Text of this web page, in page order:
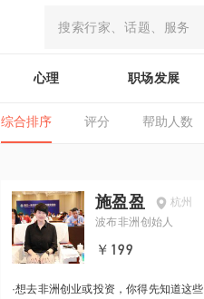
心理 职场发展
综合排序 评分 帮助人数
施盈盈
杭州
波布非洲创始人
￥199
·想去非洲创业或投资，你得先知道这些